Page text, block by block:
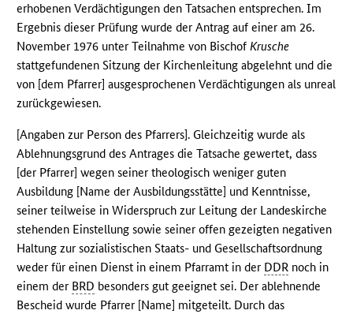
erhobenen Verdächtigungen den Tatsachen entsprechen. Im
Ergebnis dieser Prüfung wurde der Antrag auf einer am 26.
November 1976 unter Teilnahme von BischofKrusche
stattgefundenen Sitzung der Kirchenleitung abgelehnt und die
von [dem Pfarrer] ausgesprochenen Verdächtigungen als unreal
zurückgewiesen.
[Angaben zur Person des Pfarrers]. Gleichzeitig wurde als
Ablehnungsgrund des Antrages die Tatsache gewertet, dass
[der Pfarrer] wegen seiner theologisch weniger guten
Ausbildung [Name der Ausbildungsstätte] und Kenntnisse,
seiner teilweise in Widerspruch zur Leitung der Landeskirche
stehenden Einstellung sowie seiner offen gezeigten negativen
Haltung zur sozialistischen Staats- und Gesellschaftsordnung
weder für einen Dienst in einem Pfarramt in der DDR noch in
einem der BRD besonders gut geeignet sei. Der ablehnende
Bescheid wurde Pfarrer [Name] mitgeteilt. Durch das